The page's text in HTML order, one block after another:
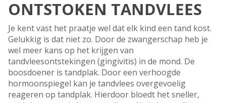
ONTSTOKEN TANDVLEES
Je kent vast het praatje wel dat elk kind een tand kost.
Gelukkig is dat niet zo. Door de zwangerschap heb je
wel meer kans op het krijgen van
tandvleesontstekingen (gingivitis) in de mond. De
boosdoener is tandplak. Door een verhoogde
hormoonspiegel kan je tandvlees overgevoelig
reageren op tandplak. Hierdoor bloedt het sneller,